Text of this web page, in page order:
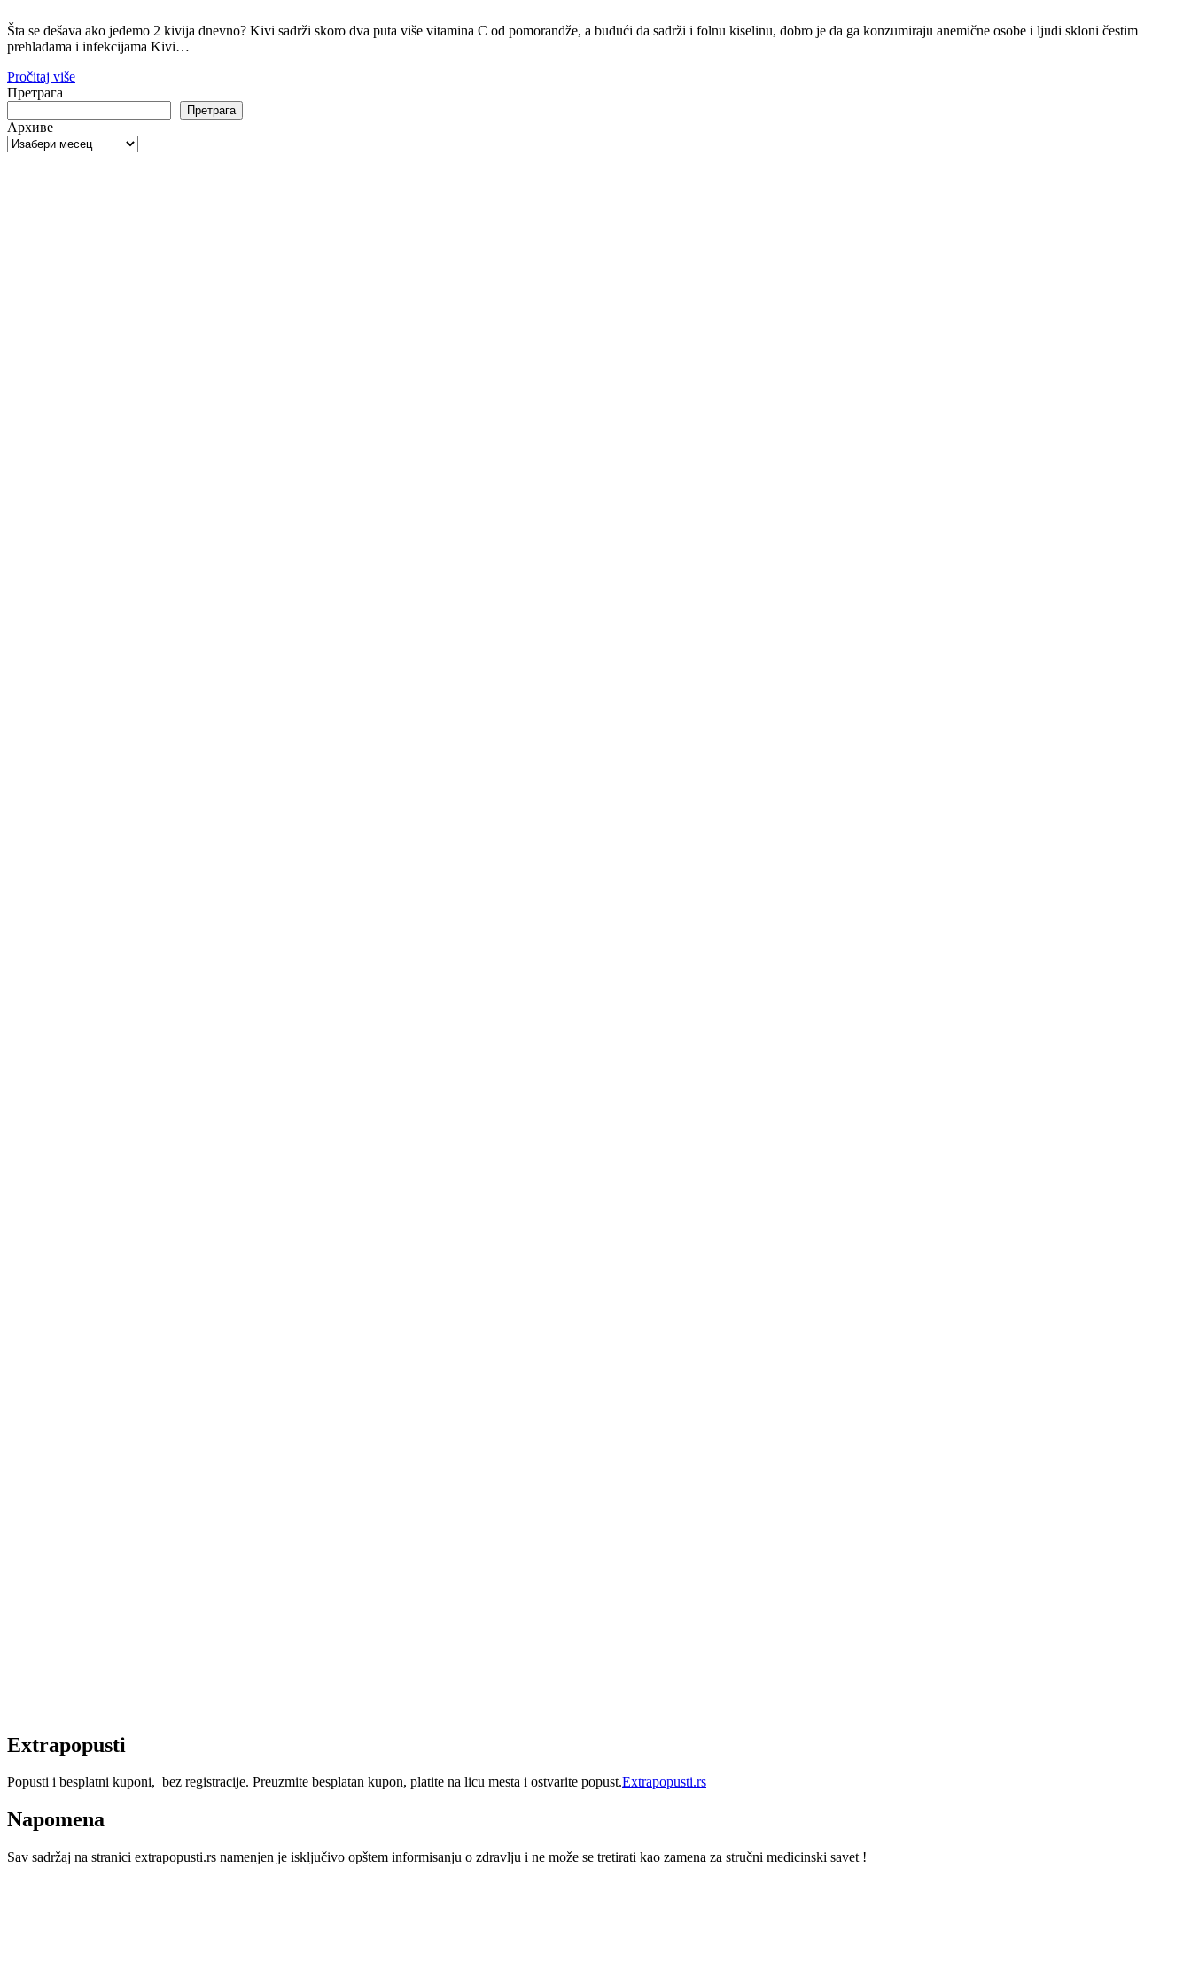
Šta se dešava ako jedemo 2 kivija dnevno? Kivi sadrži skoro dva puta više vitamina C od pomorandže, a budući da sadrži i folnu kiselinu, dobro je da ga konzumiraju anemične osobe i ljudi skloni čestim
prehladama i infekcijama Kivi…
Pročitaj više
Претрага
Претрага
Архиве
Extrapopusti
Popusti i besplatni kuponi, bez registracije. Preuzmite besplatan kupon, platite na licu mesta i ostvarite popust.Extrapopusti.rs
Napomena
Sav sadržaj na stranici extrapopusti.rs namenjen je isključivo opštem informisanju o zdravlju i ne može se tretirati kao zamena za stručni medicinski savet !